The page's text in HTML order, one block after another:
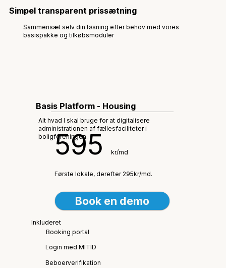
Simpel transparent prissætning
Sammensæt selv din løsning efter behov med vores
basispakke og tilkøbsmoduler
Basis Platform - Housing
Alt hvad I skal bruge for at digitalisere
administrationen af fællesfaciliteter i
boligforeningen.
595kr/md
Første lokale, derefter 295kr/md.
Book en demo
Inkluderet
Booking portal
Login med MITID
Beboerverifikation